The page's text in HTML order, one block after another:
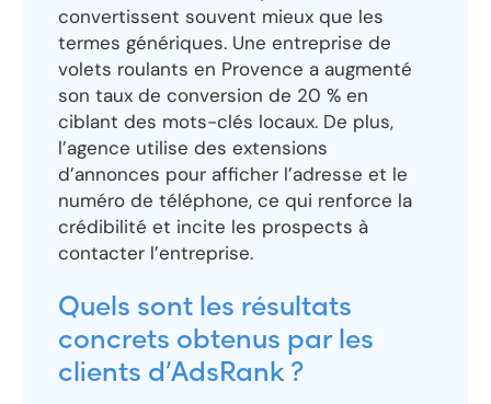
convertissent souvent mieux que les
termes génériques. Une entreprise de
volets roulants en Provence a augmenté
son taux de conversion de 20 % en
ciblant des mots-clés locaux. De plus,
l’agence utilise des extensions
d’annonces pour afficher l’adresse et le
numéro de téléphone, ce qui renforce la
crédibilité et incite les prospects à
contacter l’entreprise.
Quels sont les résultats
concrets obtenus par les
clients d’AdsRank ?